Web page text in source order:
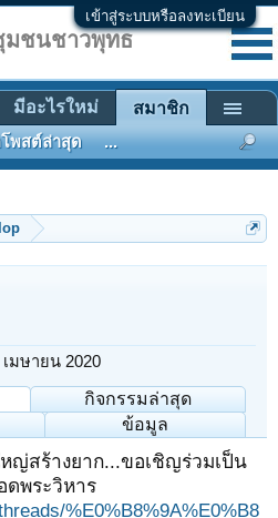
เข้าสู่ระบบหรือลงทะเบียน
เมษายน 2020
กิจกรรมล่าสุด
ข้อมูล
ญ่สร้างยาก...ขอเชิญร่วมเป็น
ดพระวิหาร
%E0%B8%9A%E0%B8
มชนชาวพุทธ
มีอะไรใหม่ สมาชิก
พสต์ล่าสุด ...